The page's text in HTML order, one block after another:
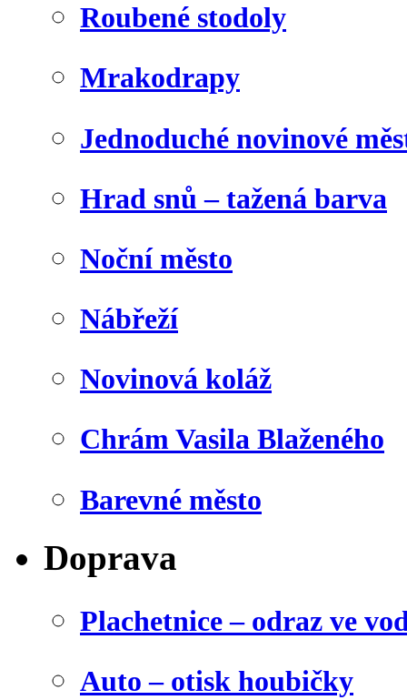
Roubené stodoly
Mrakodrapy
Jednoduché novinové
Hrad snů – tažená barva
Noční město
Nábřeží
Novinová koláž
Chrám Vasila Blaženého
Barevné město
Doprava
Plachetnice – odraz ve
Auto – otisk houbičky